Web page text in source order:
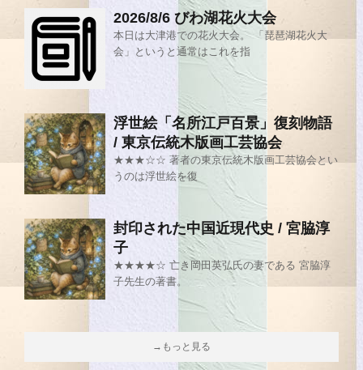
2026/8/6 びわ湖花火大会
本日は大津港での花火大会。 「琵琶湖花火大
会」というと通常はこれを指
浮世絵「名所江戸百景」復刻物語
/ 東京伝統木版画工芸協会
★★★☆☆ 著者の東京伝統木版画工芸協会とい
うのは浮世絵を復
封印された中国近現代史 / 宮脇淳
子
★★★★☆ 亡き岡田英弘氏の妻である 宮脇淳
子先生の著書。
→もっと見る